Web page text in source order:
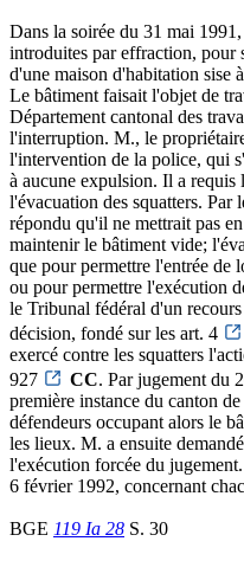
Dans la soirée du 31 mai
introduites par effraction, pour
d'une maison d'habitation sise
Le bâtiment faisait l'objet de
Département cantonal des
l'interruption. M., le
l'intervention de la police, qui
à aucune expulsion. Il a
l'évacuation des squatters. Par
répondu qu'il ne mettrait pas
maintenir le bâtiment vide;
que pour permettre l'entrée de
ou pour permettre l'exécution
le Tribunal fédéral d'un
décision, fondé sur les art. 4
exercé contre les squatters
927
CC. Par jugement du
première instance du canton
défendeurs occupant alors le
les lieux. M. a ensuite
l'exécution forcée du
6 février 1992, concernant
BGE 119 Ia 28 S. 30